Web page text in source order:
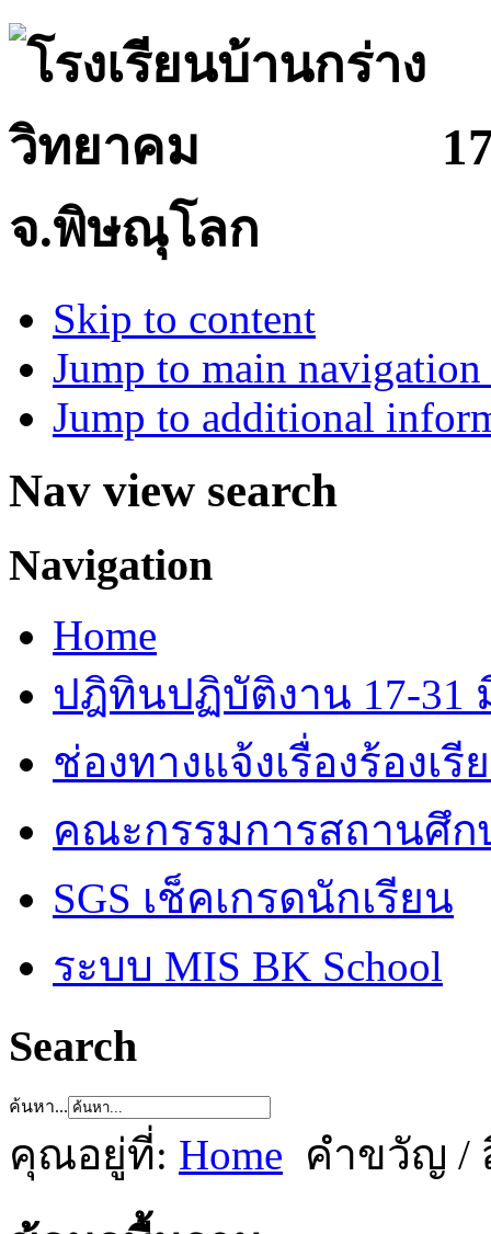
จ.พิษณุโลก
Skip to content
Jump to main
Jump to additional
Nav view search
Navigation
Home
ปฎิทินปฏิบัติงาน 17-31
ช่องทางแจ้งเรื่องร้องเ
คณะกรรมการสถานศึก
SGS เช็คเกรดนักเรียน
ระบบ MIS BK School
Search
ค้นหา...
คุณอยู่ที่: Home คำขวัญ /